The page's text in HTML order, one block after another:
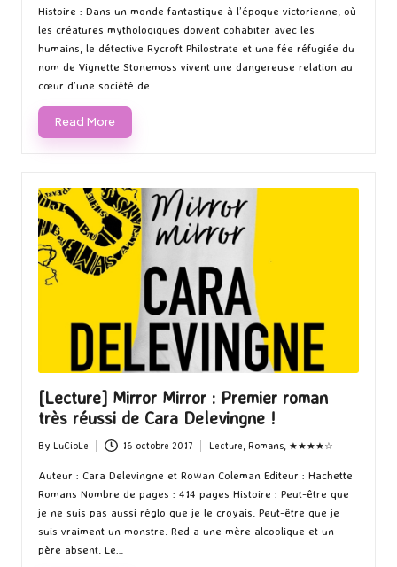
by
in
Histoire : Dans un monde fantastique à l’époque victorienne, où
les créatures mythologiques doivent cohabiter avec les
humains, le détective Rycroft Philostrate et une fée réfugiée du
nom de Vignette Stonemoss vivent une dangereuse relation au
cœur d’une société de…
Read More
[Lecture] Mirror Mirror : Premier roman
très réussi de Cara Delevingne !
Posted
by
By LuCioLe 16 octobre 2017
in
Lecture, Romans, ★★★★☆
Auteur : Cara Delevingne et Rowan Coleman Editeur : Hachette
Romans Nombre de pages : 414 pages Histoire : Peut-être que
je ne suis pas aussi réglo que je le croyais. Peut-être que je
suis vraiment un monstre. Red a une mère alcoolique et un
père absent. Le…